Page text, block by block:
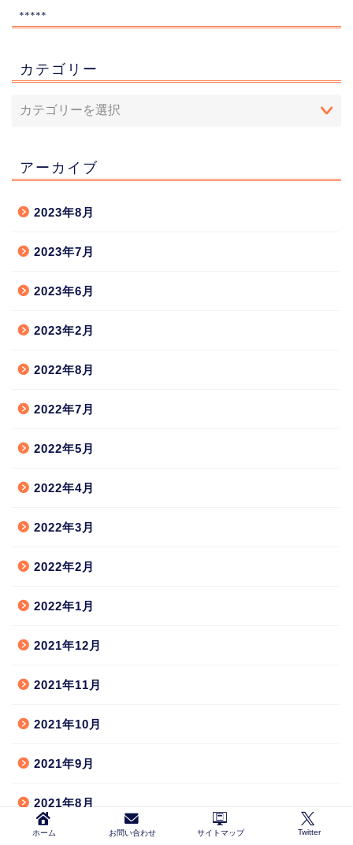
*****
カテゴリー
アーカイブ
2023年8月
2023年7月
2023年6月
2023年2月
2022年8月
2022年7月
2022年5月
2022年4月
2022年3月
2022年2月
2022年1月
2021年12月
2021年11月
2021年10月
2021年9月
2021年8月
ホーム お問い合わせ サイトマップ Twitter